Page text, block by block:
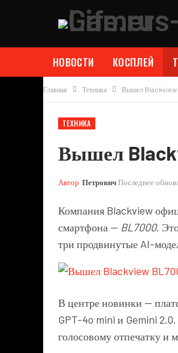
НОВОСТИ КОСПЛЕЙ
Главная Техника Вышел Blackview
ТЕХНИКА
Вышел
Автор ПетровичПоследнее
Компания Blackview
смартфона — BL7000.
три продвинутые AI-
В центре новинки —
GPT-4o mini и Gemini
голосовому отпечатку и